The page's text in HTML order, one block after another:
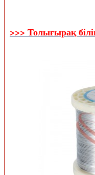
>>> Толығырақ